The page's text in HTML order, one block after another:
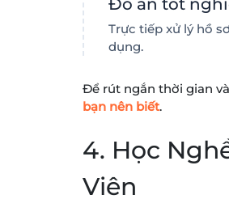
Trực tiếp xử lý hồ
dụng.
Để rút ngắn thời gian
bạn nên biết.
4. Học
Viên